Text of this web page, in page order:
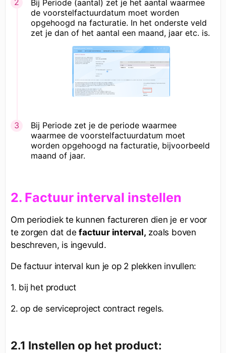
Bij Periode (aantal) zet je het aantal waarmee
de voorstelfactuurdatum moet worden
opgehoogd na facturatie. In het onderste veld
zet je dan of het aantal een maand, jaar etc. is.
Bij Periode zet je de periode waarmee
waarmee de voorstelfactuurdatum moet
worden opgehoogd na facturatie, bijvoorbeeld
maand of jaar.
2. Factuur interval instellen
Om periodiek te kunnen factureren dien je er voor
te zorgen dat defactuur interval, zoals boven
beschreven, is ingevuld.
De factuur interval kun je op 2 plekken invullen:
1. bij het product
2. op de serviceproject contract regels.
2.1 Instellen op het product: